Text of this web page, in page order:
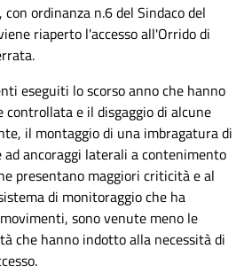
ordinanza n.6 del Sindaco del
riaperto l'accesso all'Orrido di
eseguiti lo scorso anno che hanno
controllata e il disgaggio di alcune
il montaggio di una imbragatura di
ad ancoraggi laterali a contenimento
presentano maggiori criticità e al
di monitoraggio che ha
sono venute meno le
che hanno indotto alla necessità di